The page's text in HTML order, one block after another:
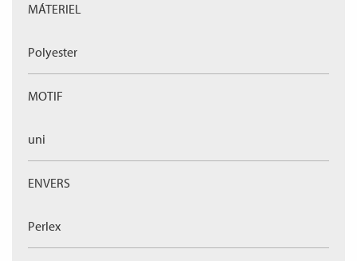
MÁTERIEL
Polyester
MOTIF
uni
ENVERS
Perlex